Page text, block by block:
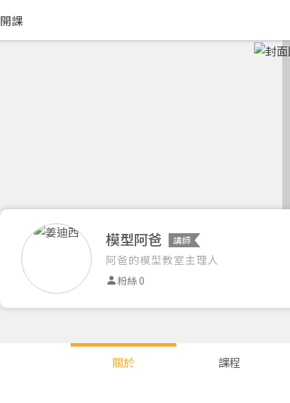
開課
模型阿爸 講師
阿爸的模型教室主理人
粉絲 0
關於 課程